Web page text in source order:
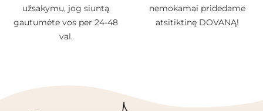
užsakymu, jog siuntą
gautumėte vos per 24-48
val.
nemokamai pridedame
atsitiktinę DOVANĄ!